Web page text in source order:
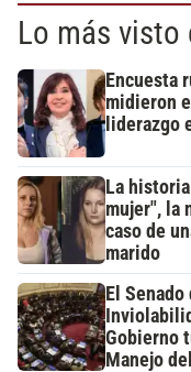
Lo más visto
Encuesta
midieron
liderazgo
La
mujer", la
caso de
marido
El
Gobierno
Manejo